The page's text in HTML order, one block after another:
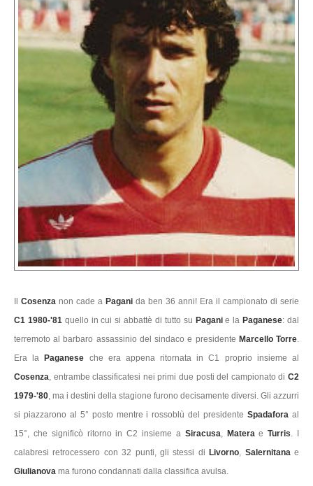
Cosenza non cade a Pagani da ben 36 anni! Era il campionato di serie
C1 1980-'81 quello in cui si abbattè di tutto su Paganie la Paganese: dal
terremoto al barbaro assassinio del sindaco e presidente Marcello Torre.
Era la
Paganese che era appena ritornata in C1 proprio insieme al
Cosenza, entrambe classificatesi nei primi due posti del campionato di C2
1979-'80, ma i destini della stagione furono decisamente diversi. Gli azzurri
si piazzarono al 5° posto mentre i rossoblù del presidenteSpadaforaal
15°, che significò ritorno in C2 insieme a Siracusa, Materae Turris. I
calabresi retrocessero con 32 punti, gli stessi di Livorno, Salernitanae
Giulianova ma furono condannati dalla classifica avulsa.